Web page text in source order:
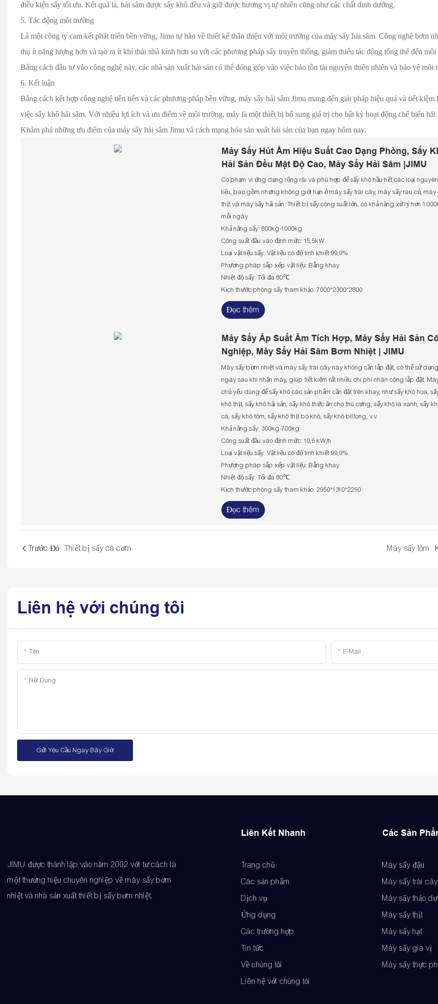
điều kiện sấy tối ưu. Kết quả là, hải sâm được sấy khô đều và giữ được hương vị tự nhiên cũng như các chất dinh dưỡng.
5. Tác động môi trường
Là một công ty cam kết phát triển bền vững, Jimu tự hào về thiết kế thân thiện với môi trường của máy sấy hải sâm. Công nghệ bơm
thụ ít năng lượng hơn và tạo ra ít khí thải nhà kính hơn so với các phương pháp sấy truyền thống, giảm thiểu tác động tổng thể đến môi
Bằng cách đầu tư vào công nghệ này, các nhà sản xuất hải sản có thể đóng góp vào việc bảo tồn tài nguyên thiên nhiên và bảo vệ môi
6. Kết luận
Bằng cách kết hợp công nghệ tiên tiến và các phương pháp bền vững, máy sấy hải sâm Jimu mang đến giải pháp hiệu quả và tiết kiệm
việc sấy khô hải sâm. Với nhiều lợi ích và ưu điểm về môi trường, máy là một thiết bị bổ sung giá trị cho bất kỳ hoạt động chế biến hải
Khám phá những ưu điểm của máy sấy hải sâm Jimu và cách mạng hóa sản xuất hải sản của bạn ngay hôm nay.
Máy Sấy Hút Ẩm Hiệu Suất Cao Dạng Phòng, Sấy
Hải Sản Đều Mật Độ Cao, Máy Sấy Hải Sâm |JIMU
Có phạm vi ứng dụng rộng rãi và phù hợp để sấy khô hầu hết các loại nguyên
liệu, bao gồm nhưng không giới hạn ở máy sấy trái cây, máy sấy rau củ, máy
thịt và máy sấy hải sản. Thiết bị sấy công suất lớn, có khả năng xử lý hơn
mỗi ngày.
Khả năng sấy: 800kg-1000kg
Công suất đầu vào định mức: 15,5kW
Loại vật liệu sấy: Vật liệu có độ tinh khiết 99,9%.
Phương pháp sắp xếp vật liệu: Bằng khay
Nhiệt độ sấy: Tối đa 80℃
Kích thước phòng sấy tham khảo: 7000*2300*2800
Đọc thêm
Máy Sấy Áp Suất Âm Tích Hợp, Máy Sấy Hải Sản
Nghiệp, Máy Sấy Hải Sâm Bơm Nhiệt | JIMU
Máy sấy bơm nhiệt và máy sấy trái cây này không cần lắp đặt, có thể sử dụng
ngay sau khi nhận máy, giúp tiết kiệm rất nhiều chi phí nhân công lắp đặt.
chủ yếu dùng để sấy khô các sản phẩm cần đặt trên khay, như sấy khô hoa,
khô thịt, sấy khô hải sản, sấy khô thức ăn cho thú cưng, sấy khô lá xanh, sấy
cá, sấy khô tôm, sấy khô thịt bò khô, sấy khô biltong, v.v.
Khả năng sấy: 300kg-700kg
Công suất đầu vào định mức: 10,6 kW/h
Loại vật liệu sấy: Vật liệu có độ tinh khiết 99,9%.
Phương pháp sắp xếp vật liệu: Bằng khay
Nhiệt độ sấy: Tối đa 80℃
Kích thước phòng sấy tham khảo: 2950*1310*2250
Đọc thêm
Trước Đó Thiết bị sấy cá cơm Máy sấy tôm
Liên hệ với chúng tôi
Tên E-Mail
Nội Dung
Gửi Yêu Cầu Ngay Bây Giờ
JIMU được thành lập vào năm 2002 với tư cách là
một thương hiệu chuyên nghiệp về máy sấy bơm
nhiệt và nhà sản xuất thiết bị sấy bơm nhiệt.
Liên Kết Nhanh
Trang chủ
Các sản phẩm
Dịch vụ
Ứng dụng
Các trường hợp
Tin tức
Về chúng tôi
Liên hệ với chúng tôi
Các Sản
Máy sấy đậu
Máy sấy trái cây
Máy sấy thảo
Máy sấy thịt
Máy sấy hạt
Máy sấy gia vị
Máy sấy thực